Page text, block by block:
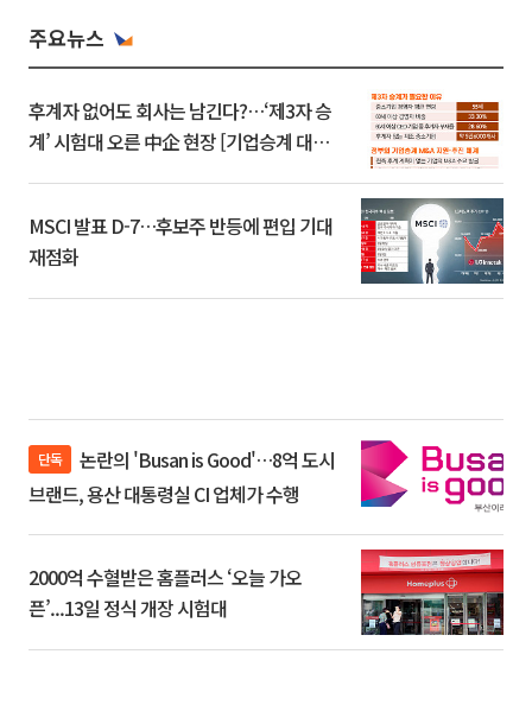
주요뉴스
후계자 없어도 회사는 남긴다?…‘제3자 승
계’ 시험대 오른 中企 현장 [기업승계 대전
MSCI 발표 D-7…후보주 반등에 편입 기대
재점화
단독
브랜드, 용산 대통령실 CI 업체가 수행
2000억 수혈받은 홈플러스 ‘오늘 가오
픈’...13일 정식 개장 시험대